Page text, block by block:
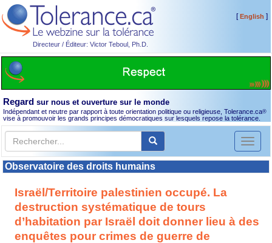
Directeur / Éditeur: Victor Teboul, Ph.D.
[English ]
Regard sur nous et ouverture sur le monde
Indépendant et neutre par rapport à toute orientation politique ou religieuse, Tolerance.ca®
vise à promouvoir les grands principes démocratiques sur lesquels repose la tolérance.
Toggle
Observatoire des droits humains
Israël/Territoire palestinien occupé. La
destruction systématique de tours
d’habitation par Israël doit donner lieu à des
enquêtes pour crimes de guerre de